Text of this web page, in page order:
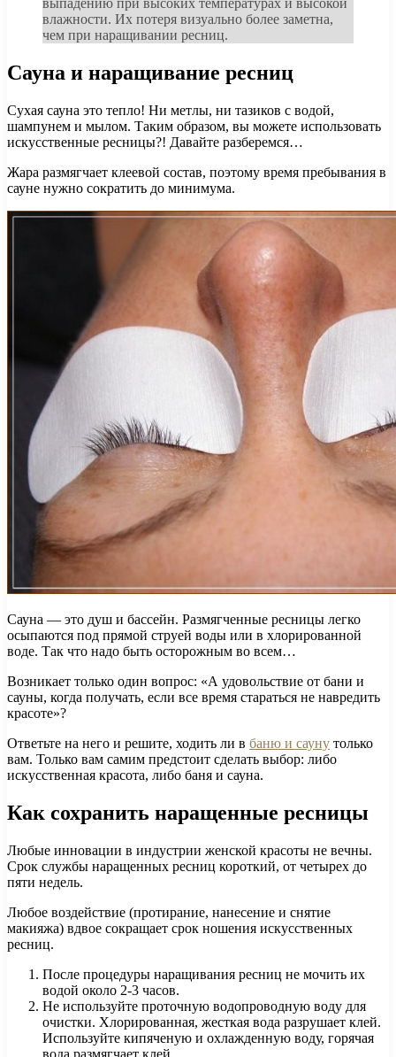
выпадению при высоких температурах и высокой
влажности. Их потеря визуально более заметна,
чем при наращивании ресниц.
Сауна и наращивание ресниц
Сухая сауна это тепло! Ни метлы, ни тазиков с водой,
шампунем и мылом. Таким образом, вы можете использовать
искусственные ресницы?! Давайте разберемся…
Жара размягчает клеевой состав, поэтому время пребывания в
сауне нужно сократить до минимума.
Сауна — это душ и бассейн. Размягченные ресницы легко
осыпаются под прямой струей воды или в хлорированной
воде. Так что надо быть осторожным во всем…
Возникает только один вопрос: «А удовольствие от бани и
сауны, когда получать, если все время стараться не навредить
красоте»?
Ответьте на него и решите, ходить ли в баню и сауну только
вам. Только вам самим предстоит сделать выбор: либо
искусственная красота, либо баня и сауна.
Как сохранить наращенные ресницы
Любые инновации в индустрии женской красоты не вечны.
Срок службы наращенных ресниц короткий, от четырех до
пяти недель.
Любое воздействие (протирание, нанесение и снятие
макияжа) вдвое сокращает срок ношения искусственных
ресниц.
После процедуры наращивания ресниц не мочить их
водой около 2-3 часов.
Не используйте проточную водопроводную воду для
очистки. Хлорированная, жесткая вода разрушает клей.
Используйте кипяченую и охлажденную воду, горячая
вода размягчает клей.